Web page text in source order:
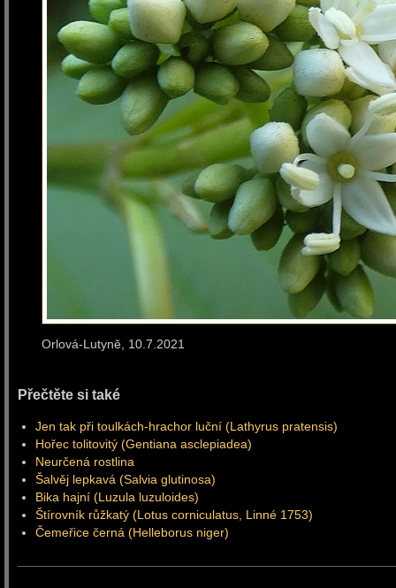
Orlová-Lutyně,
Přečtěte si také
Jen tak při toulkách-hrachor luční (Lathyrus pratensis)
Hořec tolitovitý (Gentiana asclepiadea)
Neurčená rostlina
Šalvěj lepkavá (Salvia glutinosa)
Bika hajní (Luzula luzuloides)
Štírovník růžkatý (Lotus corniculatus, Linné 1753)
Čemeřice černá (Helleborus niger)